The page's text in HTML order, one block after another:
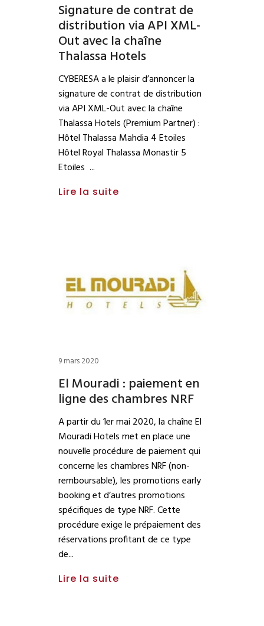
Signature de contrat de
distribution via API XML-
Out avec la chaîne
Thalassa Hotels
CYBERESA a le plaisir d’annoncer la
signature de contrat de distribution
via API XML-Out avec la chaîne
Thalassa Hotels (Premium Partner) :
Hôtel Thalassa Mahdia 4 Etoiles
Hôtel Royal Thalassa Monastir 5
Etoiles
Lire la suite
9 mars 2020
El Mouradi : paiement en
ligne des chambres NRF
A partir du 1er mai 2020, la chaîne El
Mouradi Hotels met en place une
nouvelle procédure de paiement qui
concerne les chambres NRF (non-
remboursable), les promotions early
booking et d’autres promotions
spécifiques de type NRF. Cette
procédure exige le prépaiement des
réservations profitant de ce type
de
Lire la suite